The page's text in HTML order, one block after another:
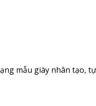
mẫu giày nhân tạo,